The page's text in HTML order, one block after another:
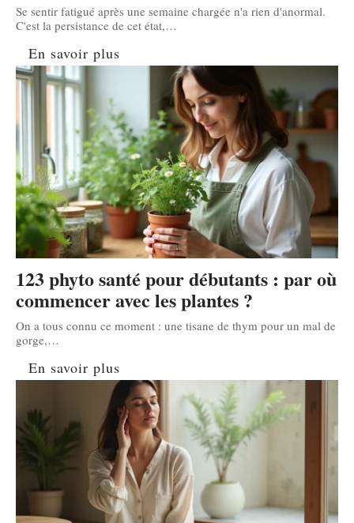
Se sentir fatigué après une semaine chargée n'a rien d'anormal.
C'est la persistance de cet état,…
En savoir plus
123 phyto santé pour débutants : par où
commencer avec les plantes ?
On a tous connu ce moment : une tisane de thym pour un mal de
gorge,…
En savoir plus